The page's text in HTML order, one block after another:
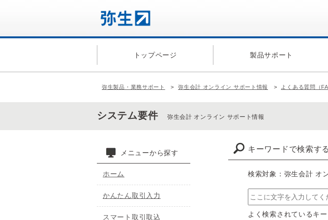
トップページ 製品サポート
弥生製品・業務サポート 弥生会計 オンライン サポート情報 よくある質問（
システム要件 弥生会計 オンライン サポート情報
キーワードで検索する
検索対象：弥生会計 オ
よく検索されているキ
メニューから探す
ホーム
かんたん取引入力
スマート取引取込